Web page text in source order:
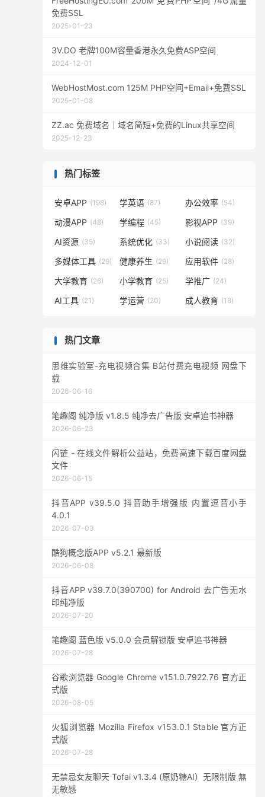
免费SSL
2025-01-23
3V.DO 老牌100M容量香港永久免费ASP空间
2024-12-01
WebHostMost.com 125M PHP空间+Email+免费SSL
2025-01-08
ZZ.ac 免费域名｜域名简短+免费的Linux共享空间
2025-12-23
热门标签
安卓APP (198) 学英语 (87) 办公效率 (54)
动漫APP (48) 学编程 (45) 影视APP (39)
AI资源 (35) 系统优化 (33) 小说阅读 (32)
多媒体工具 (29) 健康养生 (29) 应用软件 (28)
大学教育 (26) 小学教育 (25) 学推广 (24)
AI工具 (21) 学运营 (20) 成人教育 (18)
热门文章
思维实验室-充电视频合集 B站付费充电视频 网盘下
载
2026-06-16
笔趣阁 纯净版 v1.8.5 纯净去广告版 安卓追书神器
2026-06-23
闪链 - 在线文件解析公益站，免费高速下载百度网盘
文件
2026-06-15
抖音APP v39.5.0 抖音助手增强版 内置逗音小手
4.0.1
2026-07-03
酷狗概念版APP v5.2.1 最新版
2026-06-08
抖音APP v39.7.0(390700) for Android 去广告无水
印纯净版
2026-07-20
笔趣阁 蓝色版 v5.0.0 会员解锁版 安卓追书神器
2026-07-28
谷歌浏览器 Google Chrome v151.0.7922.76 官方正
式版
2026-08-05
火狐浏览器 Mozilla Firefox v153.0.1 Stable 官方正
式版
2026-07-28
无禁忌女友聊天 Tofai v1.3.4 (原奶糖AI）无限制版 無
无敏感